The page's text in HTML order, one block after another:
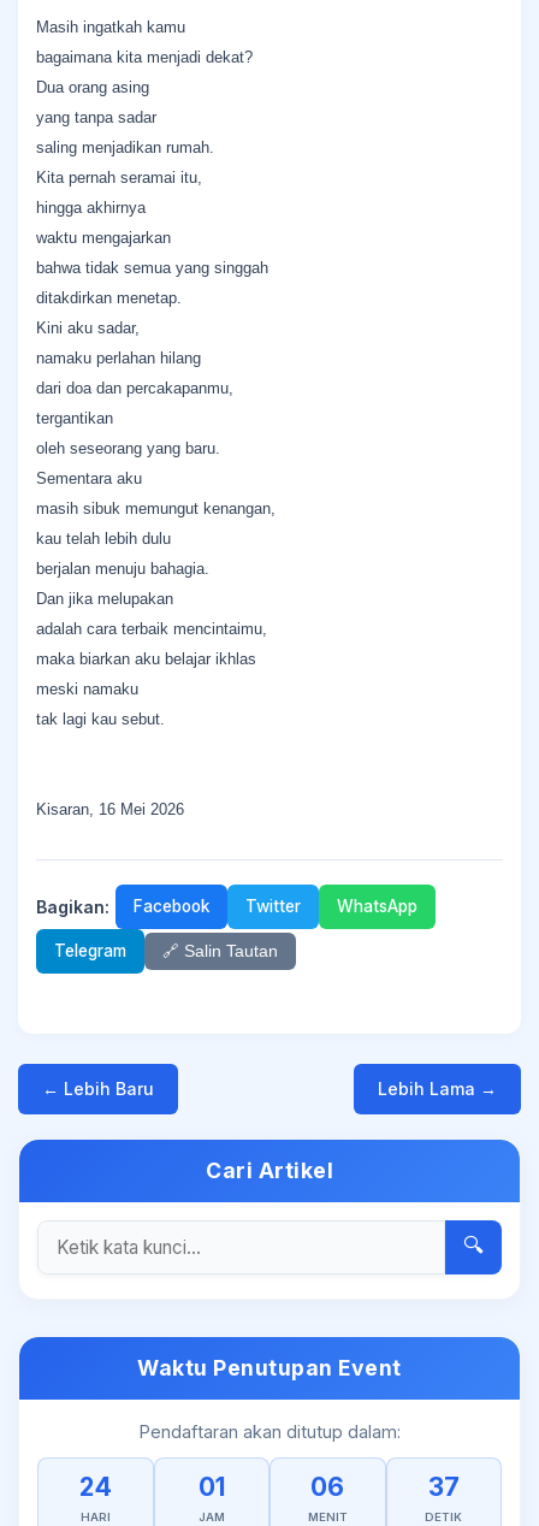
Masih ingatkah kamu
bagaimana kita menjadi dekat?
Dua orang asing
yang tanpa sadar
saling menjadikan rumah.
Kita pernah seramai itu,
hingga akhirnya
waktu mengajarkan
bahwa tidak semua yang singgah
ditakdirkan menetap.
Kini aku sadar,
namaku perlahan hilang
dari doa dan percakapanmu,
tergantikan
oleh seseorang yang baru.
Sementara aku
masih sibuk memungut kenangan,
kau telah lebih dulu
berjalan menuju bahagia.
Dan jika melupakan
adalah cara terbaik mencintaimu,
maka biarkan aku belajar ikhlas
meski namaku
tak lagi kau sebut.
Kisaran, 16 Mei 2026
Bagikan: Facebook Twitter WhatsApp
Telegram 🔗 Salin Tautan
← Lebih Baru Lebih Lama →
Cari Artikel
🔍
Waktu Penutupan Event
Pendaftaran akan ditutup dalam:
24
HARI
01
JAM
06
MENIT
37
DETIK